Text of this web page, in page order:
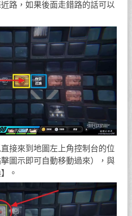
路，如果後面走錯路的話可以
接來到地圖左上角控制台的位
圖示即可自動移動過來），與
。